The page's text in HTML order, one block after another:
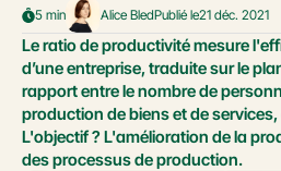
5 min Alice BledPublié le21 déc. 2021
Le ratio de productivité mesure
d’une entreprise, traduite sur le
rapport entre le nombre de
production de biens et de
L'objectif ? L'amélioration de la
des processus de production.